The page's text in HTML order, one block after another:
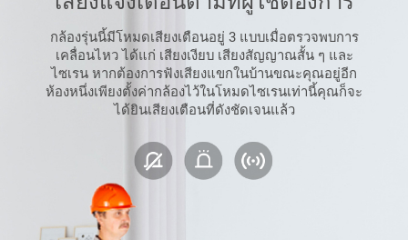
กล้องรุ่นนี้มีโหมดเสียงเตือนอยู่ 3 แบบเมื่อตรวจพบการ
เคลื่อนไหว ได้แก่ เสียงเงียบ เสียงสัญญาณสั้น ๆ และ
ไซเรน หากต้องการฟังเสียงแขกในบ้านขณะคุณอยู่อีก
ห้องหนึ่งเพียงตั้งค่ากล้องไว้ในโหมดไซเรนเท่านี้คุณก็จะ
ได้ยินเสียงเตือนที่ดังชัดเจนแล้ว